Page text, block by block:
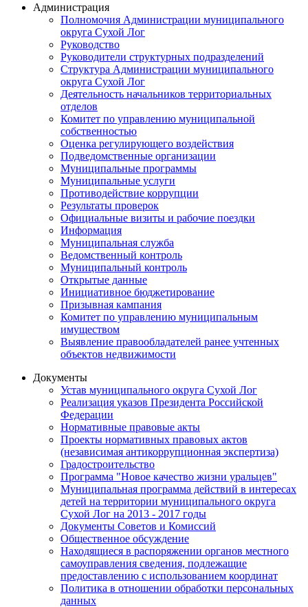
Администрация
Полномочия Администрации муниципального
округа Сухой Лог
Руководство
Руководители структурных подразделений
Структура Администрации муниципального
округа Сухой Лог
Деятельность начальников территориальных
отделов
Комитет по управлению муниципальной
собственностью
Оценка регулирующего воздействия
Подведомственные организации
Муниципальные программы
Муниципальные услуги
Противодействие коррупции
Результаты проверок
Официальные визиты и рабочие поездки
Информация
Муниципальная служба
Ведомственный контроль
Муниципальный контроль
Открытые данные
Инициативное бюджетирование
Призывная кампания
Комитет по управлению муниципальным
имуществом
Выявление правообладателей ранее учтенных
объектов недвижимости
Документы
Устав муниципального округа Сухой Лог
Реализация указов Президента Российской
Федерации
Нормативные правовые акты
Проекты нормативных правовых актов
(независимая антикоррупционная экспертиза)
Градостроительство
Программа "Новое качество жизни уральцев"
Муниципальная программа действий в интересах
детей на территории муниципального округа
Сухой Лог на 2013 - 2017 годы
Документы Советов и Комиссий
Общественное обсуждение
Находящиеся в распоряжении органов местного
самоуправления сведения, подлежащие
предоставлению с использованием координат
Политика в отношении обработки персональных
данных